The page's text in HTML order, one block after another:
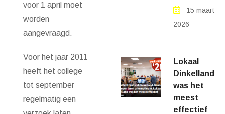
voor 1 april moet
worden
aangevraagd.
Voor het jaar 2011
heeft het college
tot september
regelmatig een
15 maart
2026
Lokaal
Dinkelland
was het
meest
effectief